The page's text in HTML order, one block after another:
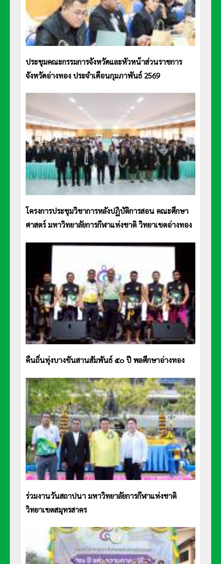
ประชุมคณะกรรมการจังหวัดและหัวหน้าส่วนราชการ
จังหวัดอ่างทอง ประจำเดือนกุมภาพันธ์ 2569
โครงการประชุมวิชาการหลังปฏิบัติการสอน คณะศึกษา
ศาสตร์ มหาวิทยาลัยการกีฬาแห่งชาติ วิทยาเขตอ่างทอง
คืนถิ่นทุ่งบางขันสานสัมพันธ์ ๕๐ ปี พลศึกษาอ่างทอง
ร่วมงานวันสถาปนา มหาวิทยาลัยการกีฬาแห่งชาติ
วิทยาเขตสมุทรสาคร